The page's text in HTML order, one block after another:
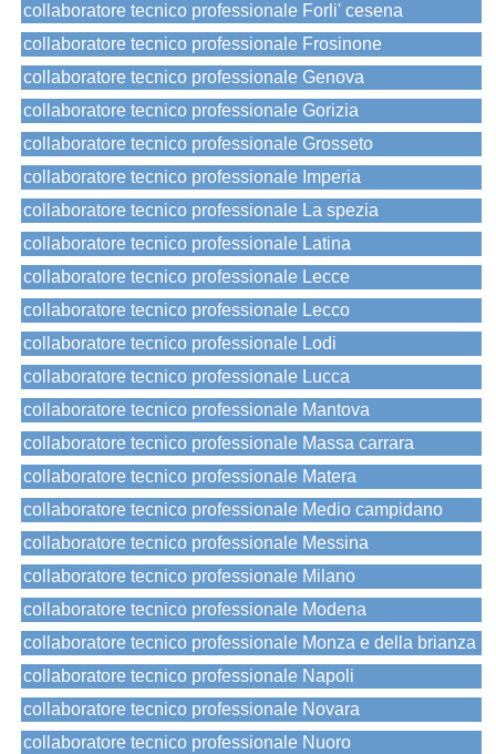
collaboratore tecnico professionale Forli' cesena
collaboratore tecnico professionale Frosinone
collaboratore tecnico professionale Genova
collaboratore tecnico professionale Gorizia
collaboratore tecnico professionale Grosseto
collaboratore tecnico professionale Imperia
collaboratore tecnico professionale La spezia
collaboratore tecnico professionale Latina
collaboratore tecnico professionale Lecce
collaboratore tecnico professionale Lecco
collaboratore tecnico professionale Lodi
collaboratore tecnico professionale Lucca
collaboratore tecnico professionale Mantova
collaboratore tecnico professionale Massa carrara
collaboratore tecnico professionale Matera
collaboratore tecnico professionale Medio campidano
collaboratore tecnico professionale Messina
collaboratore tecnico professionale Milano
collaboratore tecnico professionale Modena
collaboratore tecnico professionale Monza e della brianza
collaboratore tecnico professionale Napoli
collaboratore tecnico professionale Novara
collaboratore tecnico professionale Nuoro